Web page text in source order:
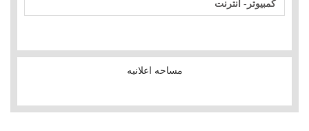
كمبيوتر- انترنت
مساحه اعلانيه